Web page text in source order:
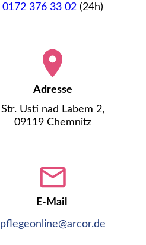
0172 376 33 02 (24h)
Adresse
Str. Usti nad Labem 2,
09119 Chemnitz
E-Mail
pflegeonline@arcor.de